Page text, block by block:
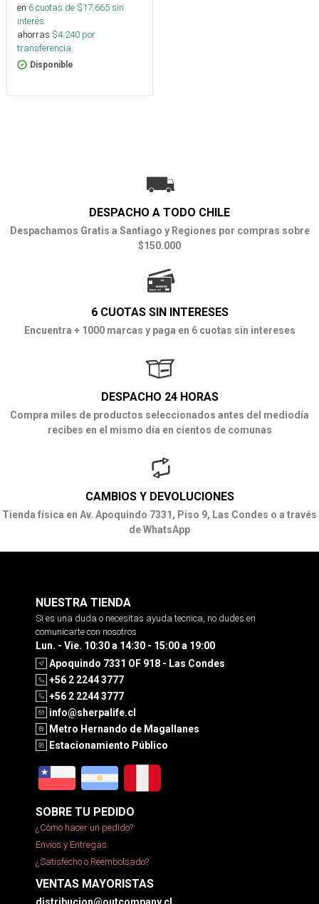
en 6cuotas de $17.665sin
interés
ahorras $4.240 por
transferencia.
Disponible
DESPACHO A TODO CHILE
Despachamos Gratis a Santiago y Regiones por compras sobre
$150.000
6 CUOTAS SIN INTERESES
Encuentra + 1000 marcas y paga en 6 cuotas sin intereses
DESPACHO 24 HORAS
Compra miles de productos seleccionados antes del mediodía
recibes en el mismo día en cientos de comunas
CAMBIOS Y DEVOLUCIONES
Tienda física en Av. Apoquindo 7331, Piso 9, Las Condes o a través
de WhatsApp
NUESTRA TIENDA
Si es una duda o necesitas ayuda tecnica, no dudes en
comunicarte con nosotros
Lun. - Vie. 10:30 a 14:30 - 15:00 a 19:00
Apoquindo 7331 OF 918 - Las Condes
+56 2 2244 3777
+56 2 2244 3777
info@sherpalife.cl
Metro Hernando de Magallanes
Estacionamiento Público
SOBRE TU PEDIDO
¿Cómo hacer un pedido?
Envíos y Entregas
¿Satisfecho o Reembolsado?
VENTAS MAYORISTAS